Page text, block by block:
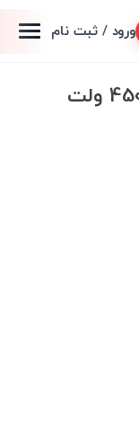
ورود / ثبت نام
خازن راه انداز 7 میکروفاراد 450 ولت